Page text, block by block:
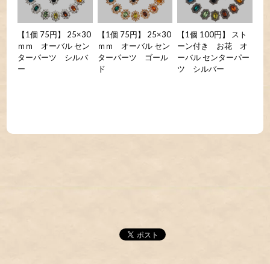
【1個 75円】 25×30
ｍｍ オーバル セン
ターパーツ シルバ
ー
【1個 75円】 25×30
ｍｍ オーバル セン
ターパーツ ゴール
ド
【1個 100円】 スト
ーン付き お花 オ
ーバル センターパー
ツ シルバー